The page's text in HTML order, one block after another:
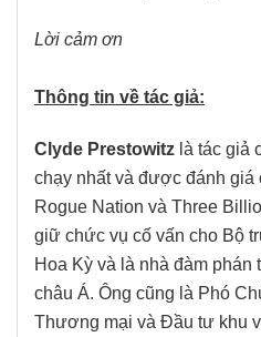
Lời cảm ơn
Thông tin về tác giả:
Clyde Prestowitz là tác giả
chạy nhất và được đánh giá
Rogue Nation và Three
giữ chức vụ cố vấn cho Bộ
Hoa Kỳ và là nhà đàm
châu Á. Ông cũng là Phó
Thương mại và Đầu tư khu